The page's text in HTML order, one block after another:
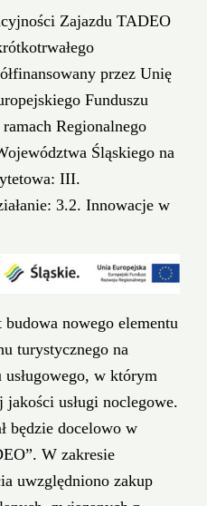
Zajazdu TADEO
przez Unię
Funduszu
Regionalnego
Śląskiego na
III.
3.2. Innowacje w
nowego elementu
turystycznego na
w którym
usługi noclegowe.
będzie docelowo w
W zakresie
uwzględniono zakup